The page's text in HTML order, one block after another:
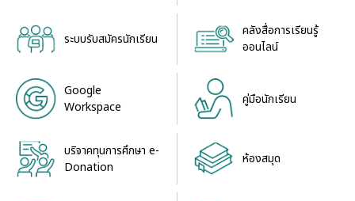
ระบบรับสมัครนักเรียน
คลังสื่อการเรียนรู้
ออนไลน์
Google
Workspace
คู่มือนักเรียน
บริจาคทุนการศึกษา e-
Donation
ห้องสมุด